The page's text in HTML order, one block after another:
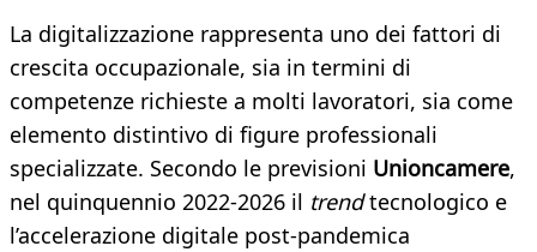
La digitalizzazione rappresenta uno dei fattori di
crescita occupazionale, sia in termini di
competenze richieste a molti lavoratori, sia come
elemento distintivo di figure professionali
specializzate. Secondo le previsioni Unioncamere,
nel quinquennio 2022-2026 il trendtecnologico e
l’accelerazione digitale post-pandemica